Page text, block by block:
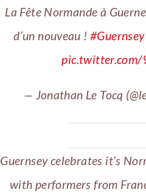
La Fête Normande à
d’un nouveau !#Guernsey
pic.twitter.com/
— Jonathan Le Tocq
Guernsey celebrates it’s
with performers from